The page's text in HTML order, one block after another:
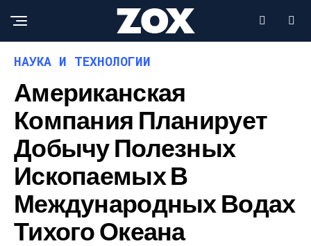
НАУКА И ТЕХНОЛОГИИ
Американская
Компания Планирует
Добычу Полезных
Ископаемых В
Международных Водах
Тихого Океана